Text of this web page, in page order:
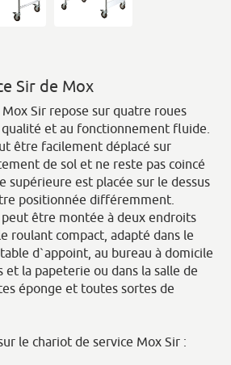
Sir de Mox
Sir repose sur quatre roues
et au fonctionnement fluide.
être facilement déplacé sur
de sol et ne reste pas coincé
supérieure est placée sur le dessus
positionnée différemment.
être montée à deux endroits
roulant compact, adapté dans le
d`appoint, au bureau à domicile
la papeterie ou dans la salle de
éponge et toutes sortes de
le chariot de service Mox Sir :